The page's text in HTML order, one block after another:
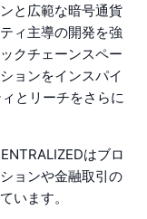
と広範な暗号通貨
ィ主導の開発を強
クチェーンスペー
ョンをインスパイ
とリーチをさらに
はブロ
ョンや金融取引の
います。